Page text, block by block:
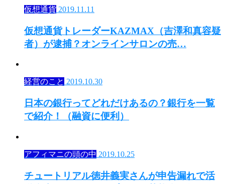
仮想通貨 2019.11.11
仮想通貨トレーダーKAZMAX（吉澤和真容疑
者）が逮捕？オンラインサロンの売…
経営のこと 2019.10.30
日本の銀行ってどれだけあるの？銀行を一覧
で紹介！（融資に便利）
アフィマニの頭の中 2019.10.25
チュートリアル徳井義実さんが申告漏れで活